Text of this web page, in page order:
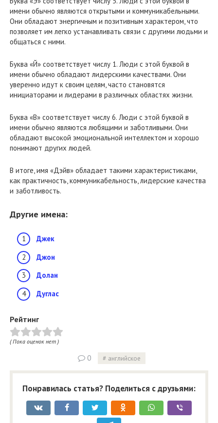
имени обычно являются открытыми и коммуникабельными.
Они обладают энергичным и позитивным характером, что
позволяет им легко устанавливать связи с другими людьми и
общаться с ними.
Буква «Й» соответствует числу 1. Люди с этой буквой в
имени обычно обладают лидерскими качествами. Они
уверенно идут к своим целям, часто становятся
инициаторами и лидерами в различных областях жизни.
Буква «В» соответствует числу 6. Люди с этой буквой в
имени обычно являются любящими и заботливыми. Они
обладают высокой эмоциональной интеллектом и хорошо
понимают других людей.
В итоге, имя «Дэйв» обладает такими характеристиками,
как практичность, коммуникабельность, лидерские качества
и заботливость.
Другие имена:
Джек
Джон
Долан
Дуглас
Рейтинг
( Пока оценок нет )
0 английское
Понравилась статья? Поделиться с друзьями: